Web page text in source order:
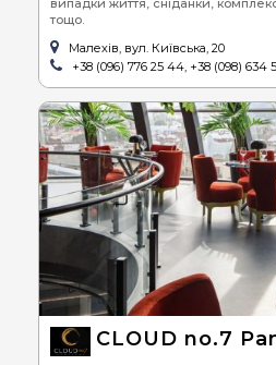
випадки життя, сніданки,
тощо.
Малехів, вул. Київська, 20
+38 (096) 776 25 44, +38 (098) 634
CLOUD no.7